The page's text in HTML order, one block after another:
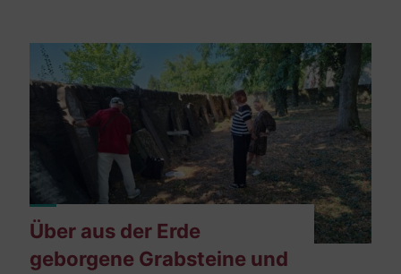
Über aus der Erde
geborgene Grabsteine und